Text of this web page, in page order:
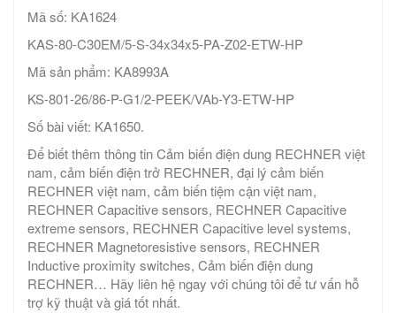
Mã số: KA1624
KAS-80-C30EM/5-S-34x34x5-PA-Z02-ETW-HP
Mã sản phẩm: KA8993A
KS-801-26/86-P-G1/2-PEEK/VAb-Y3-ETW-HP
Số bài viết: KA1650.
Để biết thêm thông tin Cảm biến điện dung RECHNER việt
nam, cảm biến điện trở RECHNER, đại lý cảm biến
RECHNER việt nam, cảm biến tiệm cận việt nam,
RECHNER Capacitive sensors, RECHNER Capacitive
extreme sensors, RECHNER Capacitive level systems,
RECHNER Magnetoresistive sensors, RECHNER
Inductive proximity switches, Cảm biến điện dung
RECHNER… Hãy liên hệ ngay với chúng tôi để tư vấn hỗ
trợ kỹ thuật và giá tốt nhất.